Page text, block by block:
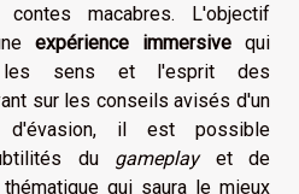
macabres. L'objectif
expérience immersive qui
les sens et l'esprit des
sur les conseils avisés d'un
d'évasion, il est possible
du gameplayet de
qui saura le mieux